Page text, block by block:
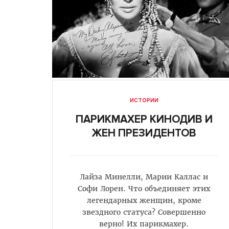
ИСТОРИИ
ПАРИКМАХЕР КИНОДИВ И
ЖЕН ПРЕЗИДЕНТОВ
Лайза Минелли, Марии Каллас и
Софи Лорен. Что объединяет этих
легендарных женщин, кроме
звездного статуса? Совершенно
верно! Их парикмахер.